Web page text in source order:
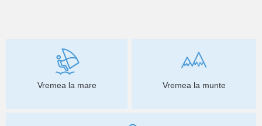
Vremea la mare Vremea la munte